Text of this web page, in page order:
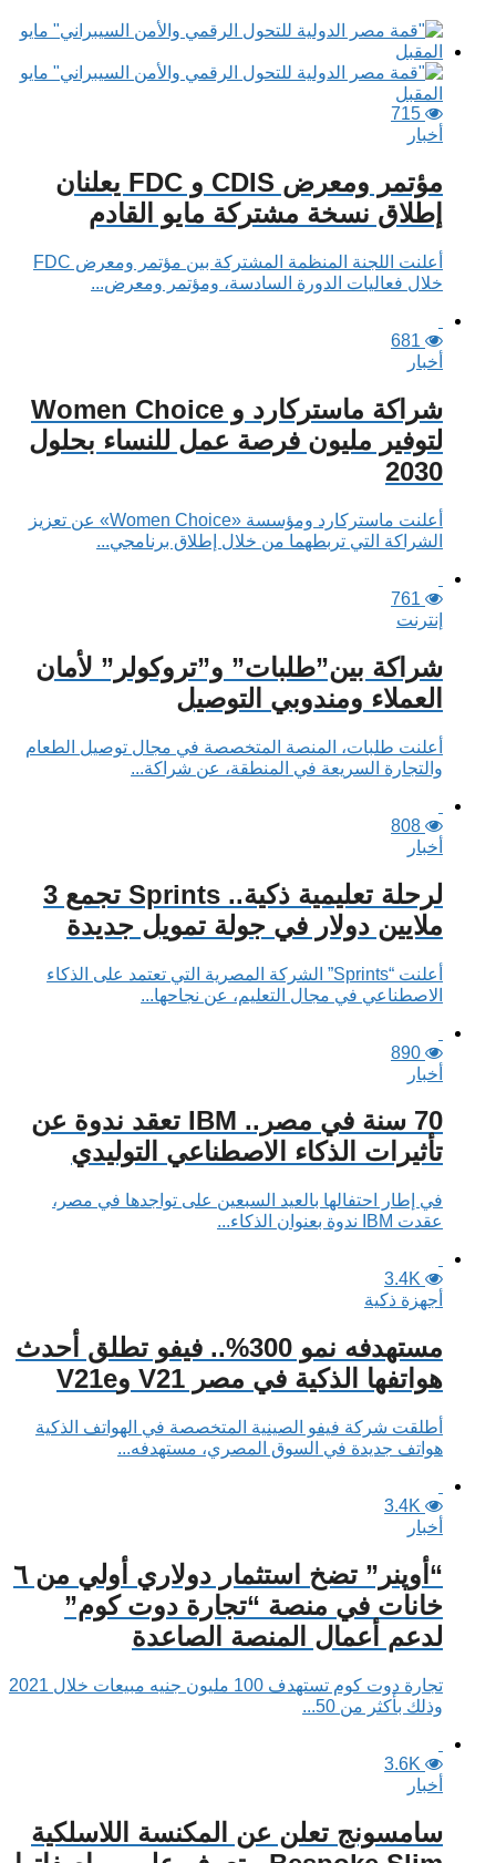
715
أخبار
مؤتمر ومعرض CDIS و FDC يعلنان
إطلاق نسخة مشتركة مايو القادم
أعلنت اللجنة المنظمة المشتركة بين مؤتمر ومعرض FDC
خلال فعاليات الدورة السادسة، ومؤتمر ومعرض...
681
أخبار
شراكة ماستركارد و Women Choice
لتوفير مليون فرصة عمل للنساء بحلول
2030
أعلنت ماستركارد ومؤسسة «Women Choice» عن تعزيز
الشراكة التي تربطهما من خلال إطلاق برنامجي...
761
إنترنت
شراكة بين”طلبات” و”تروكولر” لأمان
العملاء ومندوبي التوصيل
أعلنت طلبات، المنصة المتخصصة في مجال توصيل الطعام
والتجارة السريعة في المنطقة، عن شراكة...
808
أخبار
لرحلة تعليمية ذكية.. Sprints تجمع 3
ملايين دولار في جولة تمويل جديدة
أعلنت “Sprints” الشركة المصرية التي تعتمد على الذكاء
الاصطناعي في مجال التعليم، عن نجاحها...
890
أخبار
70 سنة في مصر.. IBM تعقد ندوة عن
تأثيرات الذكاء الاصطناعي التوليدي
في إطار احتفالها بالعيد السبعين على تواجدها في مصر،
عقدت IBM ندوة بعنوان الذكاء...
3.4K
أجهزة ذكية
مستهدفه نمو 300%.. فيفو تطلق أحدث
هواتفها الذكية في مصر V21 وV21e
أطلقت شركة فيفو الصينية المتخصصة في الهواتف الذكية
هواتف جديدة في السوق المصري، مستهدفه...
3.4K
أخبار
“أوپنر” تضخ استثمار دولاري أولي من ٦
خانات في منصة “تجارة دوت كوم”
لدعم أعمال المنصة الصاعدة
تجارة دوت كوم تستهدف 100 مليون جنيه مبيعات خلال 2021
وذلك بأكثر من 50...
3.6K
أخبار
سامسونج تعلن عن المكنسة اللاسلكية